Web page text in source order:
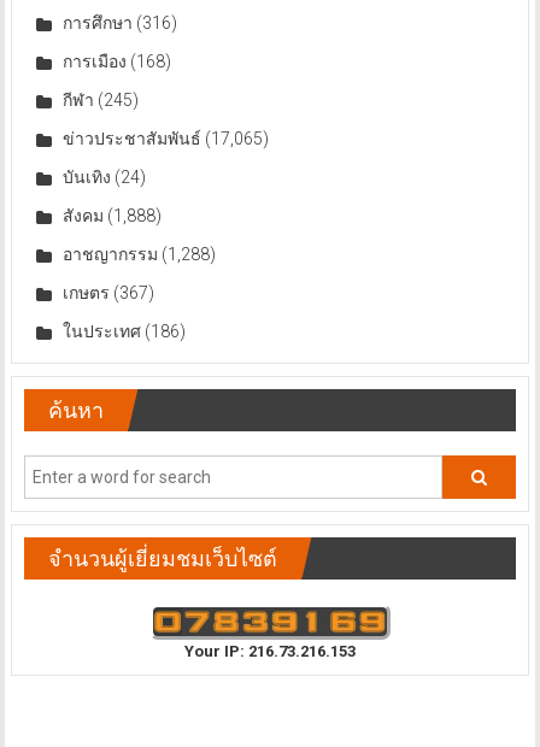
การศึกษา (316)
การเมือง (168)
กีฬา (245)
ข่าวประชาสัมพันธ์ (17,065)
บันเทิง (24)
สังคม (1,888)
อาชญากรรม (1,288)
เกษตร (367)
ในประเทศ(186)
ค้นหา
จำนวนผู้เยี่ยมชมเว็บไซต์
Your IP: 216.73.216.153